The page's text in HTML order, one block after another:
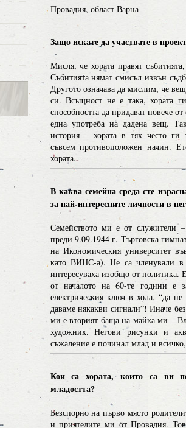
Провадия, област Варна
Защо искате да участвате в
Мисля, че хората правят
Събитията нямат смисъл извън
Другото означава да мислим, че
си. Всъщност не е така, хората
способността да придават повече
една употреба на дадена вещ.
история – хората в тях често ги
съвсем противоположен начин.
хората.
В каква семейна среда сте
за най-интересните личности в
Семейството ми е от служители –
преди 9.09.1944 г. Търговска
на Икономическия университет
като ВИНС-а). Не са членували в
интересуваха изобщо от
от началото на 60-те години е
електрическия ключ в хола, “да
даваме някакви сигнали”! Иначе
ми е вторият баща на майка ми –
художник. Негови рисунки и
съжаление е починал млад и
Кои са хората, които са ви
младостта?
Безспорно на първо място
и приятелите ми от Провадия.